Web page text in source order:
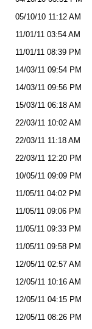
05/10/10 11:12 AM
11/01/11 03:54 AM
11/01/11 08:39 PM
14/03/11 09:54 PM
14/03/11 09:56 PM
15/03/11 06:18 AM
22/03/11 10:02 AM
22/03/11 11:18 AM
22/03/11 12:20 PM
10/05/11 09:09 PM
11/05/11 04:02 PM
11/05/11 09:06 PM
11/05/11 09:33 PM
11/05/11 09:58 PM
12/05/11 02:57 AM
12/05/11 10:16 AM
12/05/11 04:15 PM
12/05/11 08:26 PM